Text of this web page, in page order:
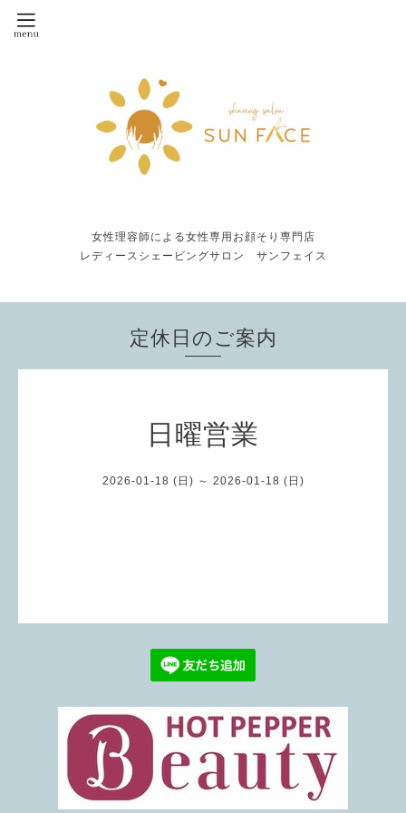
女性理容師による女性専用お顔そり専門店
レディースシェービングサロン サンフェイス
定休日のご案内
日曜営業
2026-01-18 (日) ～ 2026-01-18 (日)